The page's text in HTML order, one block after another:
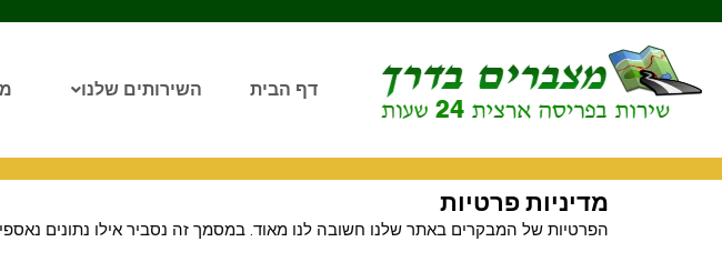
דף הבית השירותים שלנו
מדיניות פרטיות
הפרטיות של המבקרים באתר שלנו חשובה לנו מאוד. במסמך זה נסביר אילו נתונים